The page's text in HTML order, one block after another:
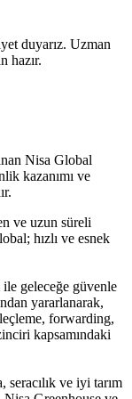
duyarız. Uzman
hazır.
Nisa Global
kazanımı ve
ve uzun süreli
hızlı ve esnek
ile geleceğe güvenle
yararlanarak,
forwarding,
kapsamındaki
seracılık ve iyi tarım